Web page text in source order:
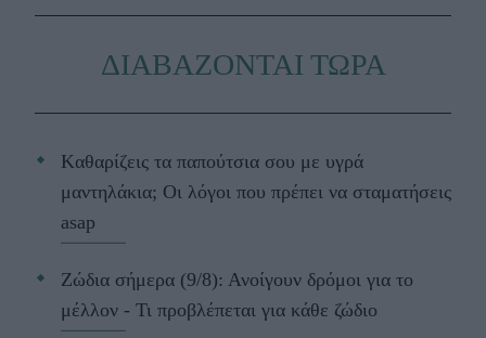
ΔΙΑΒΑΖΟΝΤΑΙ ΤΩΡΑ
Kαθαρίζεις τα παπούτσια σου με υγρά
μαντηλάκια; Οι λόγοι που πρέπει να σταματήσεις
asap
Ζώδια σήμερα (9/8): Ανοίγουν δρόμοι για το
μέλλον - Τι προβλέπεται για κάθε ζώδιο